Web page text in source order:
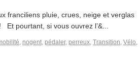
franciliens pluie, crues, neige et verglas
pourtant, si vous ouvrez l’&...
, nogent, pédaler, perreux, Transition, Vélo,